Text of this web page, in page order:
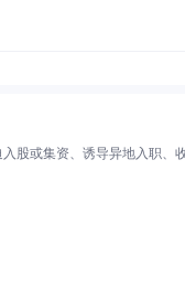
股或集资、诱导异地入职、